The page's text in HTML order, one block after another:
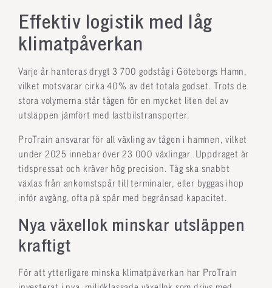
Effektiv logistik med låg
klimatpåverkan
Varje år hanteras drygt 3 700 godståg i Göteborgs Hamn,
vilket motsvarar cirka 40% av det totala godset. Trots de
stora volymerna står tågen för en mycket liten del av
utsläppen jämfört med lastbilstransporter.
ProTrain ansvarar för all växling av tågen i hamnen, vilket
under 2025 innebar över 23 000 växlingar. Uppdraget är
tidspressat och kräver hög precision. Tåg ska snabbt
växlas från ankomstspår till terminaler, eller byggas ihop
inför avgång, ofta på spår med begränsad kapacitet.
Nya växellok minskar utsläppen
kraftigt
För att ytterligare minska klimatpåverkan har ProTrain